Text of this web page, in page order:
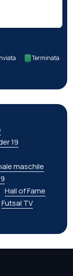
Terminata
19
maschile
Hall of Fame
Futsal TV